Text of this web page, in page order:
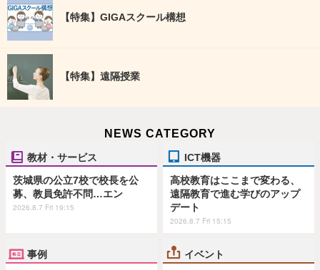
【特集】GIGAスクール構想
【特集】遠隔授業
NEWS CATEGORY
教材・サービス
茨城県の公立7校で校長を公
募、教員免許不問…エン
2026.8.7 Fri 19:15
ICT機器
高校教育はここまで変わる、
遠隔教育で進む学びのアップ
デート
2026.8.7 Fri 15:15
事例 イベント